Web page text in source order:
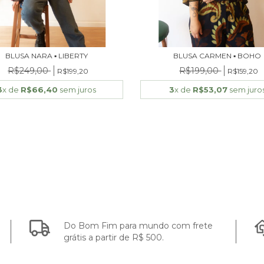
BLUSA NARA ▪ LIBERTY
R$249,00 R$199,20
x de R$66,40 sem juros
BLUSA CARMEN ▪ BOHO
R$199,00 R$159,20
3x de R$53,07sem
Do Bom Fim para mundo com frete
grátis a partir de R$ 500.